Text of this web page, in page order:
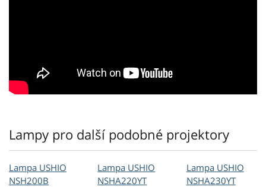
Lampy pro další podobné projektory
Lampa USHIO
NSH200B
Lampa USHIO
NSHA220YT
Lampa USHIO
NSHA230YT